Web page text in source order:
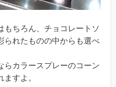
もちろん、チョコレートソ
られたものの中からも選べ
らカラースプレーのコーン
すよ。